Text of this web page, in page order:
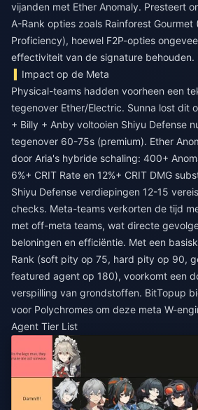
vijanden met Ether Anomaly. Presteert
A-Rank opties zoals Rainforest Gourmet
Proficiency), hoewel F2P-opties
effectiviteit van de signature behouden.
Impact op de Meta
Physical-teams hadden voorheen een
tegenover Ether/Electric. Sunna lost dit
+ Billy + Anby voltooien Shiyu Defense
tegenover 60-75s (premium). Ether
door Aria's hybride schaling: 400+
6%+ CRIT Rate en 12%+ CRIT DMG
Shiyu Defense verdiepingen 12-15
checks. Meta-teams verkorten de tijd
met off-meta teams, wat directe
beloningen en efficiëntie. Met een
Rank (soft pity op 75, hard pity op 90,
featured agent op 180), voorkomt een
verspilling van grondstoffen. BitTopup
voor Polychromes om deze meta W-
Agent Tier List